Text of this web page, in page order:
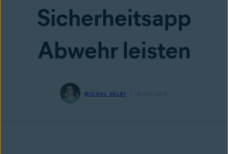
Sicherheitsapp
Abwehr leisten
MICHAL SALÁT 16 JUL 2015